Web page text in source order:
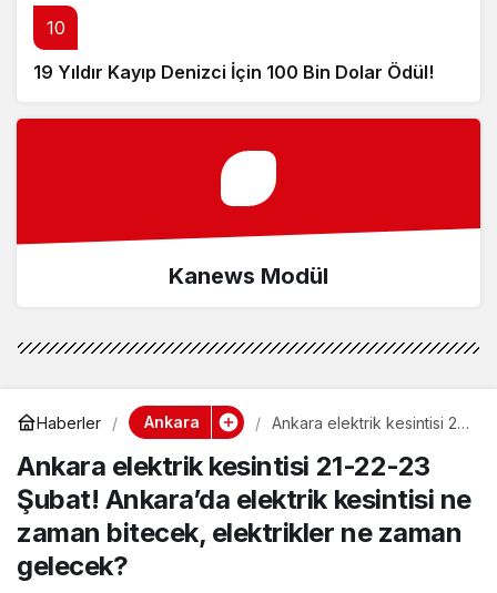
10
19 Yıldır Kayıp Denizci İçin 100 Bin Dolar Ödül!
Kanews Modül
Haberler Ankara
Ankara elektrik kesintisi 21-
elektrik kesintisi ne zaman
bitecek, elektrikler ne
zaman gelecek?
Ankara elektrik kesintisi 21-22-23
Şubat! Ankara’da elektrik kesintisi ne
zaman bitecek, elektrikler ne zaman
gelecek?